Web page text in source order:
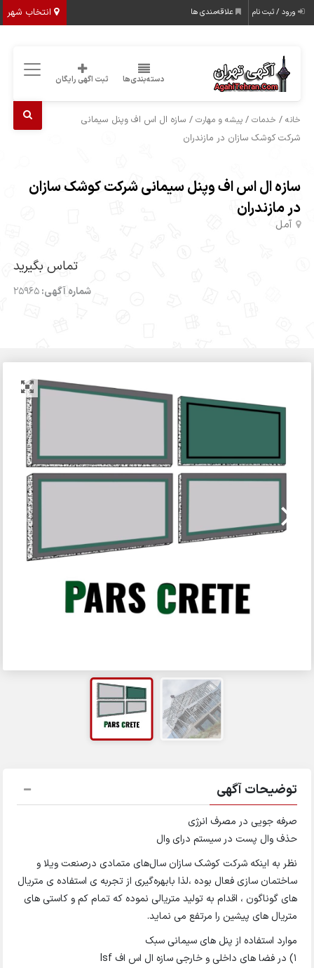
انتخاب شهر ورود / ثبت نام علاقه‌مندی ها
دسته‌بندی‌ها ثبت اگهی رایگان
خانه / خدمات /پیشه و مهارت / سازه ال اس اف وپنل سیمانی
شرکت کوشک سازان در مازندران
سازه ال اس اف وپنل سیمانی شرکت کوشک سازان
در مازندران
آمل
تماس بگیرید
شماره آگهی:25965
توضیحات آگهی
صرفه جویی در مصرف انرژی
حذف وال پست در سیستم درای وال
نظر به اینکه شرکت کوشک سازان سال‌های متمادی درصنعت ویلا و
ساختمان سازی فعال بوده ،لذا بابهره‌گیری از تجربه ی استفاده ی متریال
های گوناگون ، اقدام به تولید متریالی نموده که تمام کم و کاستی های
متریال های پیشین را مرتفع می نماید.
موارد استفاده از پنل های سیمانی سبک
1) در فضا های داخلی و خارجی سازه ال اس اف lsf